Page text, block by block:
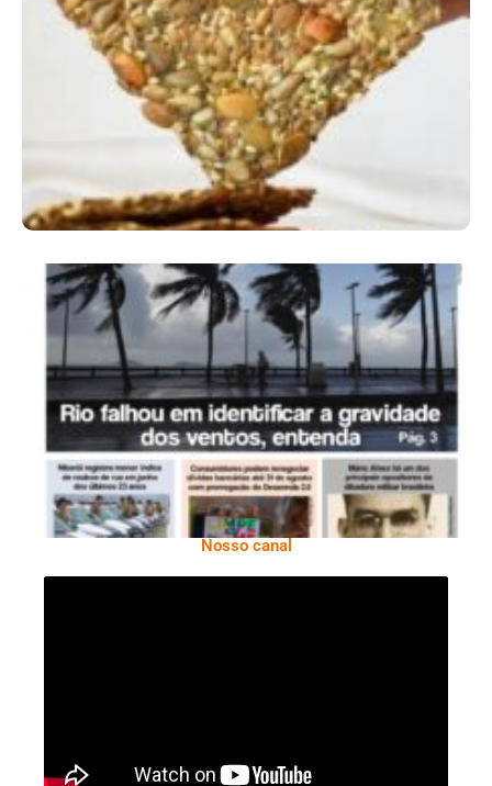
Comer Bem: Cracker De Sementes
Ano X – Número 366 01 A 07 De Agosto De
2026
Nosso canal